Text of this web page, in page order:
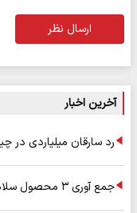
ارسال نظر
آخرین اخبار
رد سارقان میلیاردی در
جمع آوری ۳ محصول سلامت‌محور از بازار/ اسامی